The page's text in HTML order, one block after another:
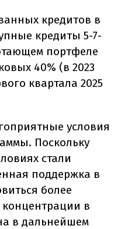
кредитов в
кредиты 5-7-
портфеле
40% (в 2023
квартала 2025
условия
Поскольку
стали
поддержка в
более
в
в дальнейшем